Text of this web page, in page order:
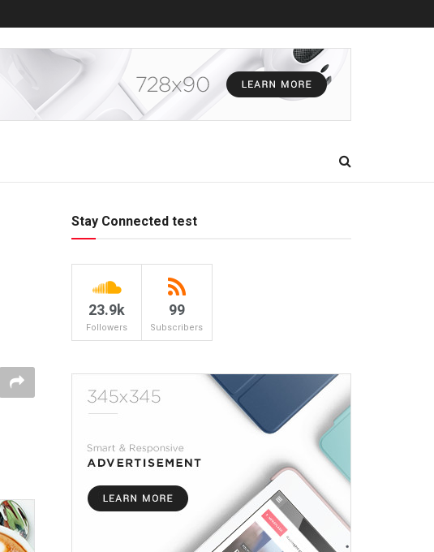
Stay Connected test
23.9k
Followers
99
Subscribers